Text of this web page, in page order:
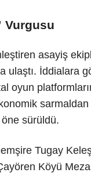
Vurgusu
asayiş
ulaştı. İddialara
oyun
sarmaldan
öne sürüldü.
Tugay
Köyü